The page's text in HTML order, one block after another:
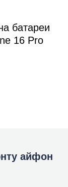
батареи
16 Pro
айфон